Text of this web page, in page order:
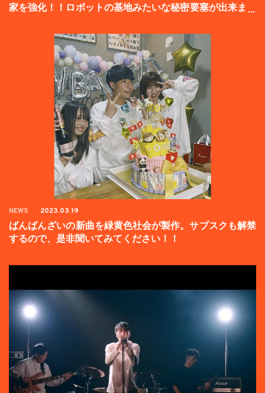
家を強化！！ロボットの基地みたいな秘密要塞が出来まし
NEWS 2023.03.19
ばんばんざいの新曲を緑黄色社会が製作。サブスクも解禁
するので、是非聞いてみてください！！